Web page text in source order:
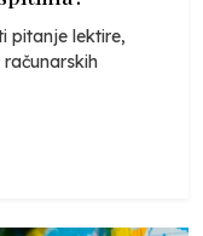
pitanje lektire,